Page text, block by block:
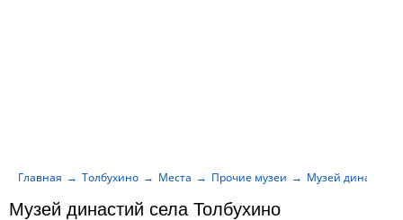
Музей династий села Толбухино
Главная Толбухино Места Прочие музеи Музей династий